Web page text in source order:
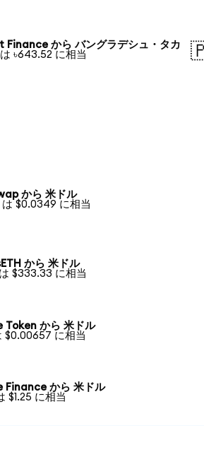
Finance から バングラデシュ・タカ
は ৳643.52 に相当
から 米ドル
は $0.0349 に相当
から 米ドル
$333.33 に相当
Token から 米ドル
$0.00657 に相当
Finance から 米ドル
$1.25 に相当